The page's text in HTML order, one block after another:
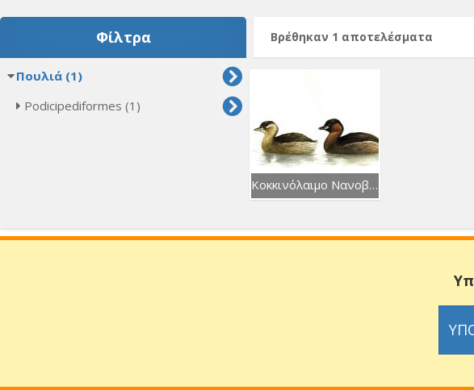
Φίλτρα
Πουλιά (1)
Podicipediformes (1)
Βρέθηκαν 1 αποτελέσματα
Κοκκινόλαιμο Νανοβουτηχτάρι